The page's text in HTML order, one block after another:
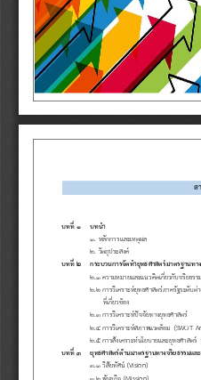
ส
บทที่ ๑
บทนํา
๑. หลักการและเหตุผล
๒. วัตถุประสงค์
บทที่ ๒
กระบวนการจัดทํายุทธศาสตร์มาตรฐานทา
๒.๑ ความหมายและแนวคิดเกี่ยวกับจริยธรรม
๒.๒ การวิเคราะห์ยุทธศาสตร์ภาครัฐระดับต่
ที่เกี่ยวข้อง
๒.๓ การวิเคราะห์ปัจจัยทางยุทธศาสตร์
๒.๔ การวิเคราะห์สภาพแวดล้อม (SWOT
๒.๕ การสังเคราะห์นโยบายและยุทธศาสตร์
บทที่ ๓
ยุทธศาสตร์ด้านมาตรฐานทางจริยธรรมแล
๓.๑ วิสัยทัศน์ (Vision)
๓.๒พันธกิจ (Mission)